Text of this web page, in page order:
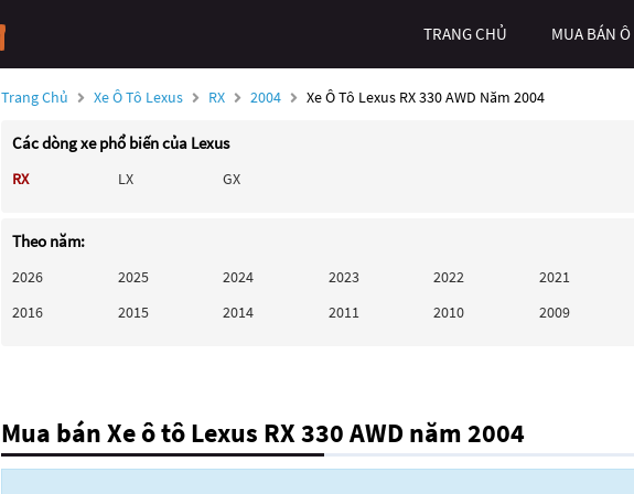
TRANG CHỦ MUA BÁN
Trang Chủ Xe Ô Tô Lexus RX 2004 Xe Ô Tô Lexus RX 330 AWD Năm 2004
Các dòng xe phổ biến của Lexus
RX LX GX
Theo năm:
2026 2025 2024 2023 2022
2021
2016
2015 2014 2011 2010 2009
Mua bán Xe ô tô Lexus RX 330 AWD năm 2004